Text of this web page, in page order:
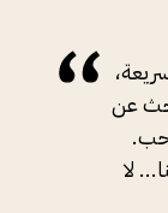
عن
لا